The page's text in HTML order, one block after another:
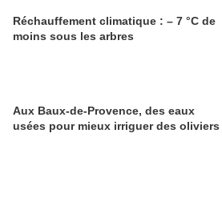
Réchauffement climatique : – 7 °C de
moins sous les arbres
Aux Baux-de-Provence, des eaux
usées pour mieux irriguer des oliviers